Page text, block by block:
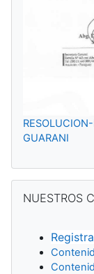
GUARANI
NUESTROS